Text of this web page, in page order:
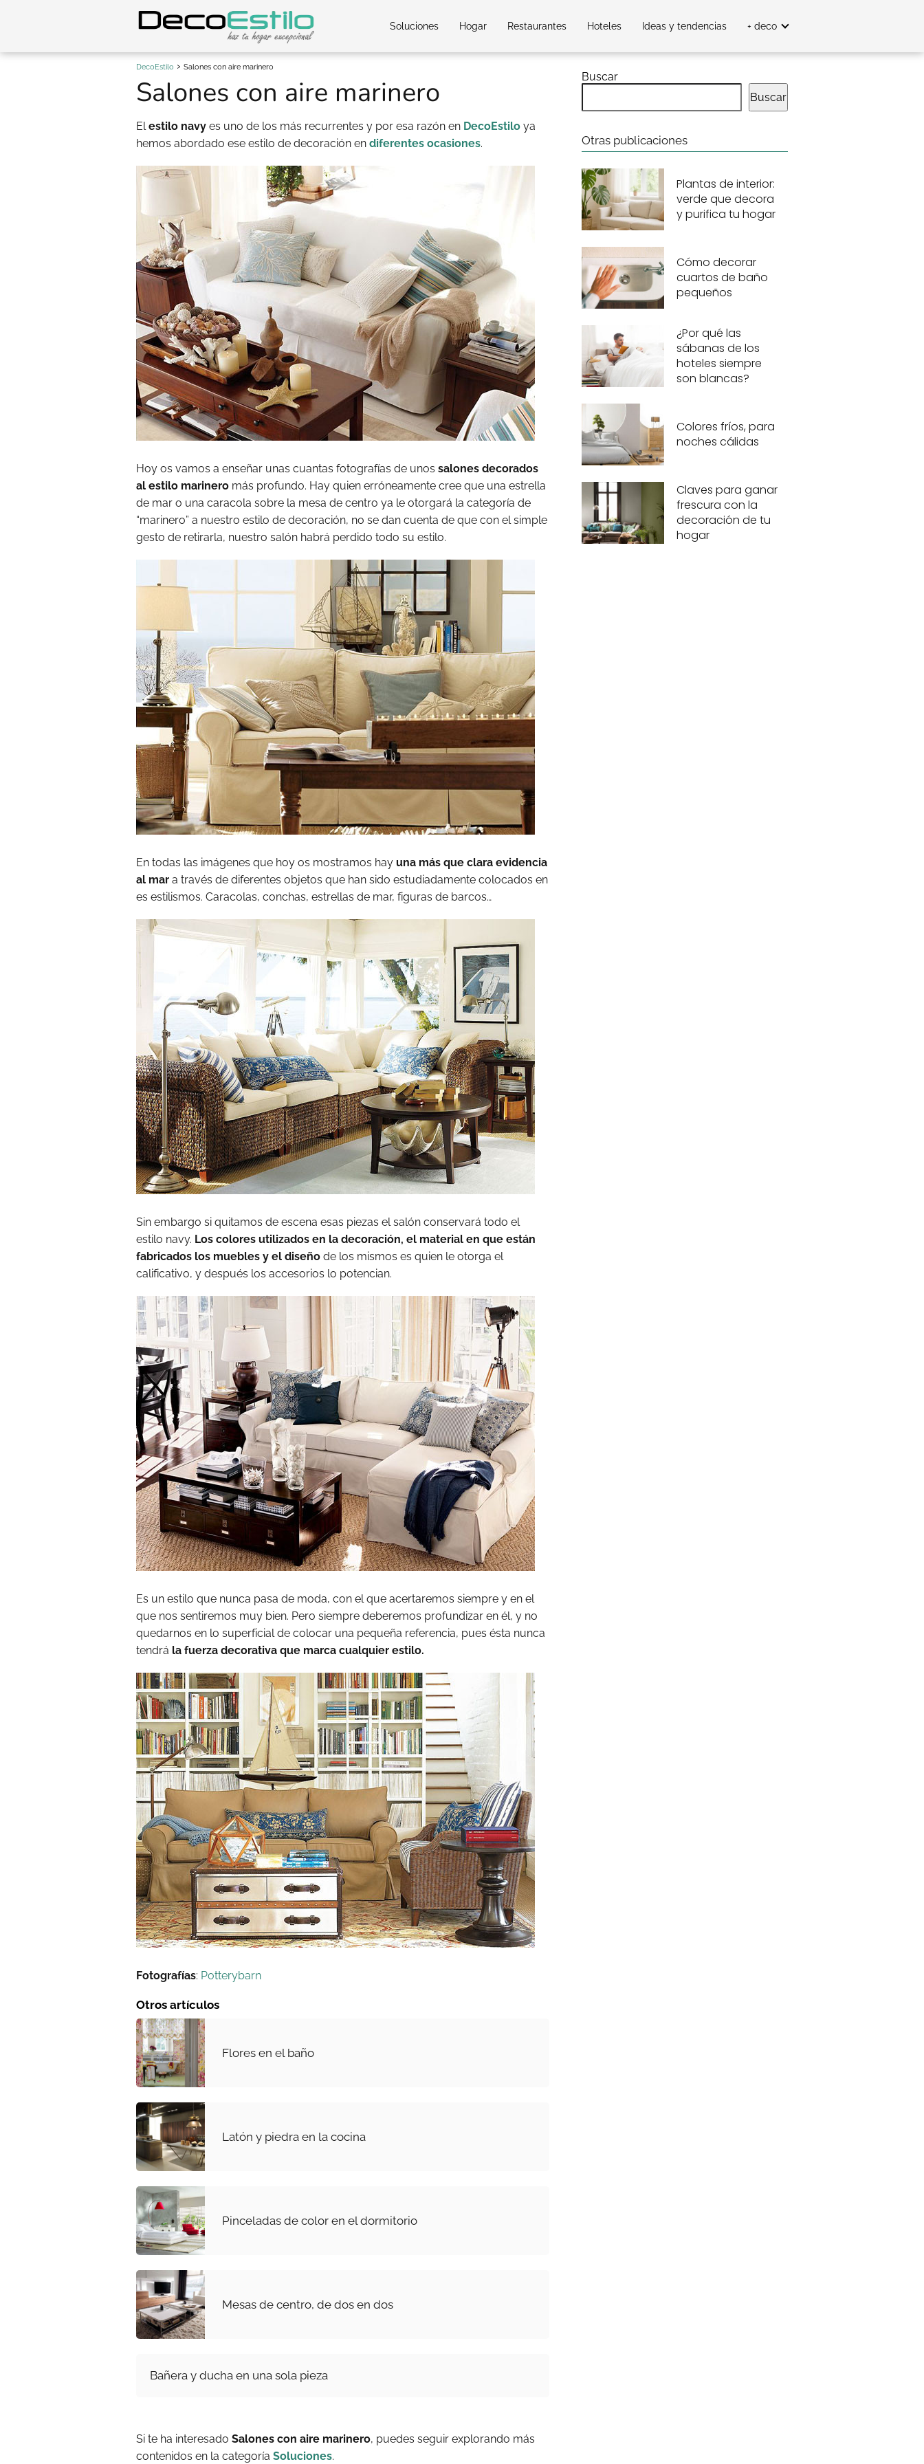
Soluciones Hogar Restaurantes Hoteles Ideas y tendencias + deco
DecoEstilo Salones con aire marinero
Salones con aire marinero
Elestilo navy es uno de los más recurrentes y por esa razón en DecoEstilo ya
hemos abordado ese estilo de decoración en diferentes ocasiones.
Hoy os vamos a enseñar unas cuantas fotografías de unos salones decorados
al estilo marinero más profundo. Hay quien erróneamente cree que una estrella
de mar o una caracola sobre la mesa de centro ya le otorgará la categoría de
“marinero” a nuestro estilo de decoración, no se dan cuenta de que con el simple
gesto de retirarla, nuestro salón habrá perdido todo su estilo.
En todas las imágenes que hoy os mostramos hay una más que clara evidencia
al mar a través de diferentes objetos que han sido estudiadamente colocados en
es estilismos. Caracolas, conchas, estrellas de mar, figuras de barcos…
Sin embargo si quitamos de escena esas piezas el salón conservará todo el
estilo navy. Los colores utilizados en la decoración, el material en que están
fabricados los muebles y el diseño de los mismos es quien le otorga el
calificativo, y después los accesorios lo potencian.
Es un estilo que nunca pasa de moda, con el que acertaremos siempre y en el
que nos sentiremos muy bien. Pero siempre deberemos profundizar en él, y no
quedarnos en lo superficial de colocar una pequeña referencia, pues ésta nunca
tendrá la fuerza decorativa que marca cualquier estilo.
Fotografías: Potterybarn
Otros artículos
Flores en el baño
Latón y piedra en la cocina
Pinceladas de color en el dormitorio
Mesas de centro, de dos en dos
Bañera y ducha en una sola pieza
Si te ha interesado Salones con aire marinero, puedes seguir explorando más
contenidos en la categoría Soluciones.
Buscar
Buscar
Otras publicaciones
Plantas de interior:
verde que decora
y purifica tu hogar
Cómo decorar
cuartos de baño
pequeños
¿Por qué las
sábanas de los
hoteles siempre
son blancas?
Colores fríos, para
noches cálidas
Claves para ganar
frescura con la
decoración de tu
hogar